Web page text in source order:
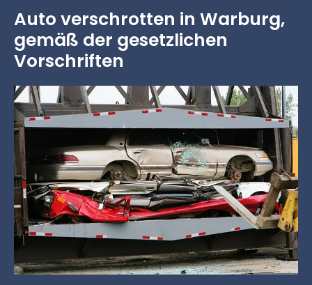
Auto verschrotten in Warburg,
gemäß der gesetzlichen
Vorschriften